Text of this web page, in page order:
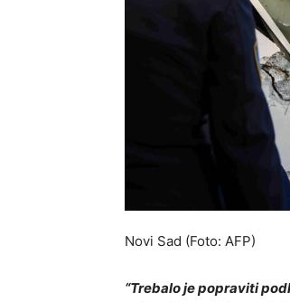
Novi Sad (Foto: AFP)
“Trebalo je popraviti